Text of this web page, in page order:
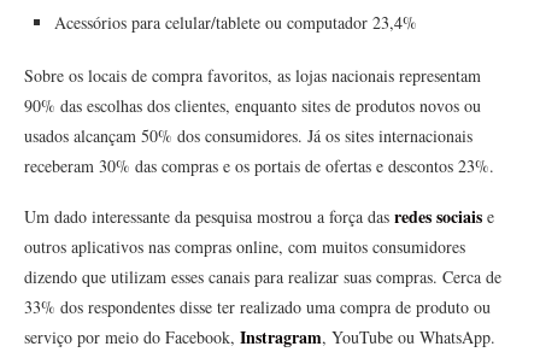
Acessórios para celular/tablete ou computador 23,4%
Sobre os locais de compra favoritos, as lojas nacionais representam
90% das escolhas dos clientes, enquanto sites de produtos novos ou
usados alcançam 50% dos consumidores. Já os sites internacionais
receberam 30% das compras e os portais de ofertas e descontos 23%.
Um dado interessante da pesquisa mostrou a força das redes sociais e
outros aplicativos nas compras online, com muitos consumidores
dizendo que utilizam esses canais para realizar suas compras. Cerca de
33% dos respondentes disse ter realizado uma compra de produto ou
serviço por meio do Facebook, Instragram, YouTube ou WhatsApp.